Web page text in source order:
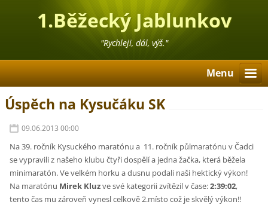
1.Běžecký Jablunkov
"Rychleji, dál, výš."
Menu
Úspěch na Kysučáku SK
09.06.2013 00:00
Na 39. ročník Kysuckého maratónu a 11. ročník půlmaratónu v Čadci
se vypravili z našeho klubu čtyři dospělí a jedna žačka, která běžela
minimaratón. Ve velkém horku a dusnu podali naši hektický výkon!
Na maratónu Mirek Kluzve své kategorii zvítězil v čase:2:39:02,
tento čas mu zároveň vynesl celkově 2.místo což je skvělý výkon!!